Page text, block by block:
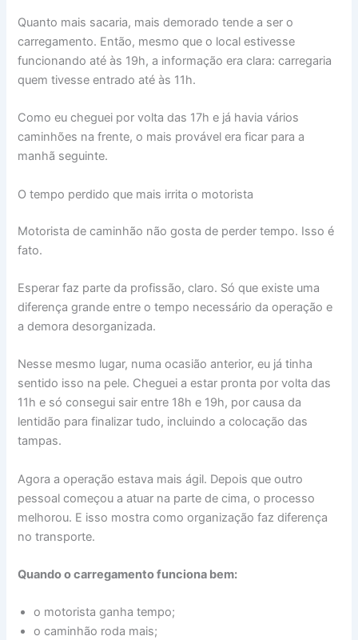
Quanto mais sacaria, mais demorado tende a ser o
carregamento. Então, mesmo que o local estivesse
funcionando até às 19h, a informação era clara: carregaria
quem tivesse entrado até às 11h.
Como eu cheguei por volta das 17h e já havia vários
caminhões na frente, o mais provável era ficar para a
manhã seguinte.
O tempo perdido que mais irrita o motorista
Motorista de caminhão não gosta de perder tempo. Isso é
fato.
Esperar faz parte da profissão, claro. Só que existe uma
diferença grande entre o tempo necessário da operação e
a demora desorganizada.
Nesse mesmo lugar, numa ocasião anterior, eu já tinha
sentido isso na pele. Cheguei a estar pronta por volta das
11h e só consegui sair entre 18h e 19h, por causa da
lentidão para finalizar tudo, incluindo a colocação das
tampas.
Agora a operação estava mais ágil. Depois que outro
pessoal começou a atuar na parte de cima, o processo
melhorou. E isso mostra como organização faz diferença
no transporte.
Quando o carregamento funciona bem:
o motorista ganha tempo;
o caminhão roda mais;